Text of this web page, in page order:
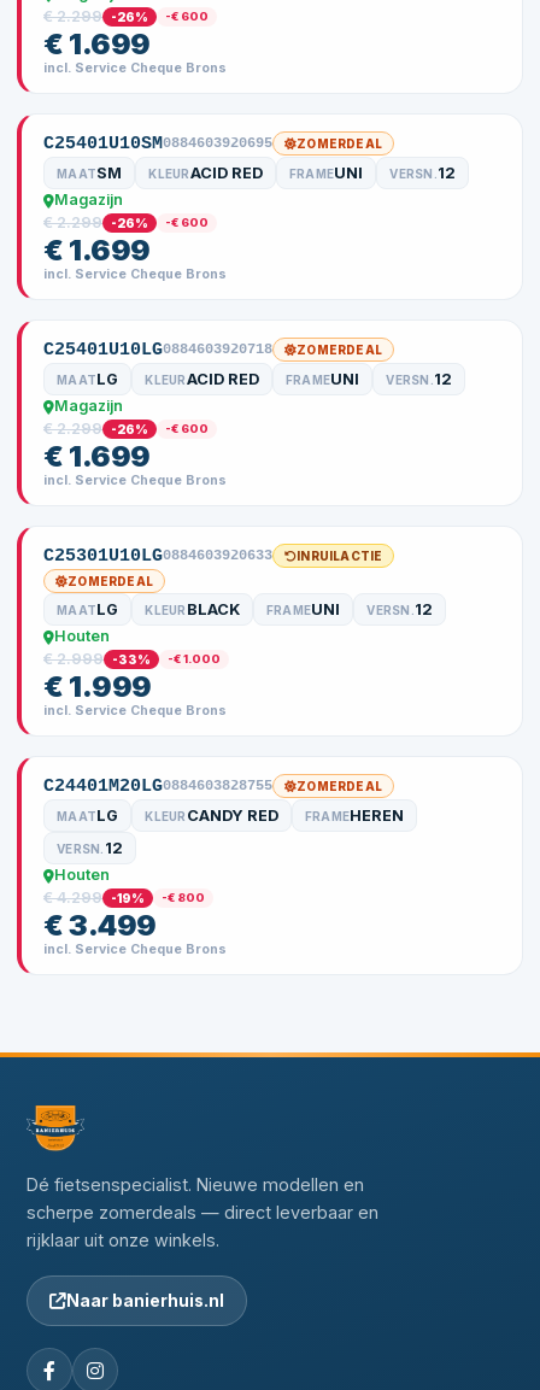
€ 2.299
-26% -€ 600
€ 1.699
incl. Service Cheque Brons
C25401U10SM0884603920695 ZOMERDEAL
MAATSM KLEURACID RED FRAMEUNI VERSN. 12
Magazijn
€ 2.299
-26% -€ 600
€ 1.699
incl. Service Cheque Brons
C25401U10LG0884603920718 ZOMERDEAL
MAATLG KLEURACID RED FRAMEUNI VERSN. 12
Magazijn
€ 2.299
-26% -€ 600
€ 1.699
incl. Service Cheque Brons
C25301U10LG0884603920633
INRUILACTIE
ZOMERDEAL
MAATLG KLEUR BLACK FRAMEUNI VERSN. 12
Houten
€ 2.999
-33% -€ 1.000
€ 1.999
incl. Service Cheque Brons
C24401M20LG0884603828755 ZOMERDEAL
MAATLG KLEUR CANDY RED FRAMEHEREN
VERSN. 12
Houten
€ 4.299
-19% -€ 800
€ 3.499
incl. Service Cheque Brons
Dé fietsenspecialist. Nieuwe modellen en
scherpe zomerdeals — direct leverbaar en
rijklaar uit onze winkels.
Naar banierhuis.nl